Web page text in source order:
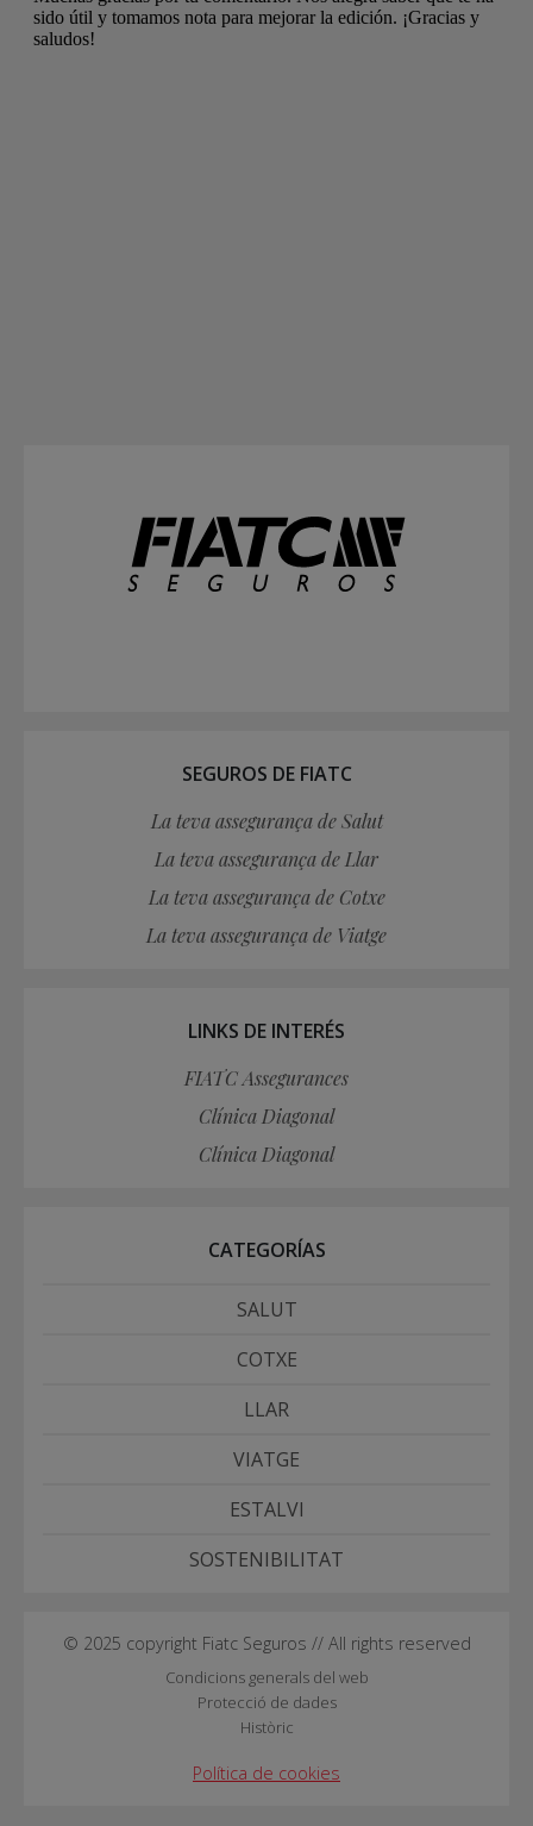
SEGUROS DE FIATC
La teva assegurança de Salut
La teva assegurança de Llar
La teva assegurança de Cotxe
La teva assegurança de Viatge
LINKS DE INTERÉS
FIATC Assegurances
Clínica Diagonal
Clínica Diagonal
CATEGORÍAS
SALUT
COTXE
LLAR
VIATGE
ESTALVI
SOSTENIBILITAT
© 2025 copyright Fiatc Seguros // All rights reserved
Condicions generals del web
Protecció de dades
Històric
Política de cookies